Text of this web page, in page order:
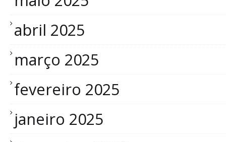
abril 2025
março 2025
fevereiro 2025
janeiro 2025